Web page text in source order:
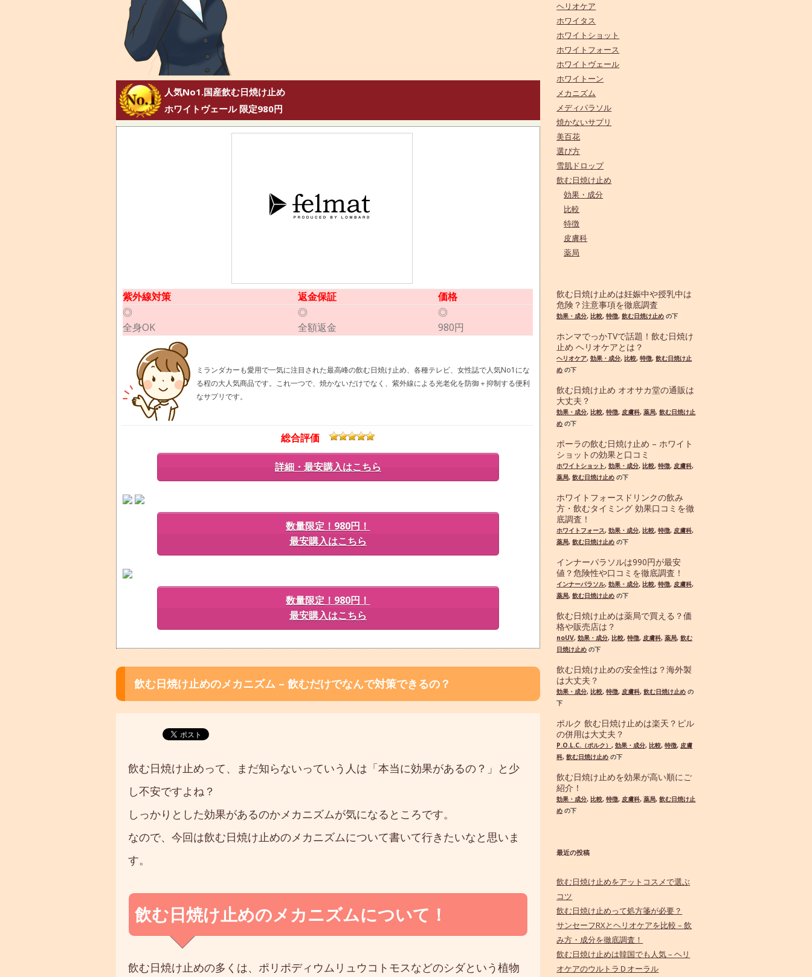
人気No1.国産飲む日焼け止め
ホワイトヴェール 限定980円
紫外線対策 返金保証
価格
◎
全身OK
◎
全額返金
◎
980円
ミランダカーも愛用で一気に注目された最高峰の飲む日焼け止め、各種テレビ、女性誌で人気No1にな
る程の大人気商品です。これ一つで、焼かないだけでなく、紫外線による光老化を防御＋抑制する便利
なサプリです。
総合評価
詳細・最安購入はこちら
数量限定！980円！
最安購入はこちら
数量限定！980円！
最安購入はこちら
飲む日焼け止めのメカニズム – 飲むだけでなんで対策できるの？
飲む日焼け止めって、まだ知らないっていう人は「本当に効果があるの？」と少
し不安ですよね？
しっかりとした効果があるのかメカニズムが気になるところです。
なので、今回は飲む日焼け止めのメカニズムについて書いて行きたいなと思いま
す。
飲む日焼け止めのメカニズムについて！
飲む日焼け止めの多くは、ポリポディウムリュウコトモスなどのシダという植物
ヘリオケア
ホワイタス
ホワイトショット
ホワイトフォース
ホワイトヴェール
ホワイトーン
メカニズム
メディパラソル
焼かないサプリ
美百花
選び方
雪肌ドロップ
飲む日焼け止め
効果・成分
比較
特徴
皮膚科
薬局
飲む日焼け止めは妊娠中や授乳中は
危険？注意事項を徹底調査
効果・成分, 比較,特徴,飲む日焼け止め の下
ホンマでっかTVで話題！飲む日焼け
止め ヘリオケアとは？
ヘリオケア,効果・成分, 比較,特徴,飲む日焼け止
め の下
飲む日焼け止め オオサカ堂の通販は
大丈夫？
効果・成分, 比較,特徴, 皮膚科,薬局,飲む日焼け止
め の下
ポーラの飲む日焼け止め – ホワイト
ショットの効果と口コミ
ホワイトショット,効果・成分, 比較,特徴, 皮膚科,
薬局,飲む日焼け止め の下
ホワイトフォースドリンクの飲み
方・飲むタイミング 効果口コミを徹
底調査！
ホワイトフォース,効果・成分, 比較,特徴, 皮膚科,
薬局,飲む日焼け止め の下
インナーパラソルは990円が最安
値？危険性や口コミを徹底調査！
インナーパラソル,効果・成分, 比較,特徴, 皮膚科,
薬局,飲む日焼け止め の下
飲む日焼け止めは薬局で買える？価
格や販売店は？
noUV,効果・成分, 比較,特徴, 皮膚科,薬局,飲む
日焼け止め の下
飲む日焼け止めの安全性は？海外製
は大丈夫？
効果・成分, 比較,特徴, 皮膚科,飲む日焼け止め の
下
ポルク 飲む日焼け止めは楽天？ピル
の併用は大丈夫？
P.O.L.C.（ポルク）,効果・成分, 比較,特徴, 皮膚
科,飲む日焼け止め の下
飲む日焼け止めを効果が高い順にご
紹介！
効果・成分, 比較,特徴, 皮膚科,薬局,飲む日焼け止
め の下
最近の投稿
飲む日焼け止めをアットコスメで選ぶ
コツ
飲む日焼け止めって処方箋が必要？
サンセーフRXとヘリオケアを比較 – 飲
み方・成分を徹底調査！
飲む日焼け止めは韓国でも人気 – ヘリ
オケアのウルトラＤオーラル